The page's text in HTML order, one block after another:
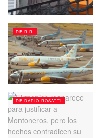
DE R.R.
DE DARIO ROSATTI